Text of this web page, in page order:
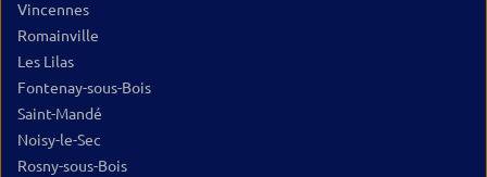
Vincennes
Romainville
Les Lilas
Fontenay-sous-Bois
Saint-Mandé
Noisy-le-Sec
Rosny-sous-Bois